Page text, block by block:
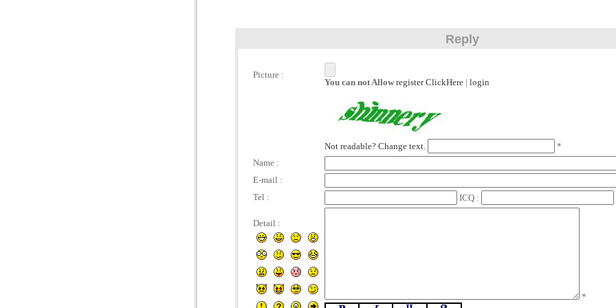
Reply
Picture :
You can not Allow register ClickHere| login
Not readable? Change text.
*
Name :
E-mail :
Tel :
ICQ :
Detail :
*